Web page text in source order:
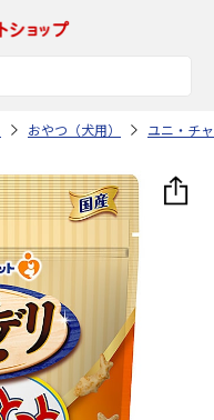
おやつ（犬用） ユニ・チ